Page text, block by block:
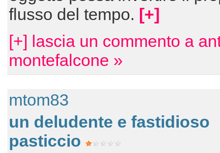
flusso del tempo. [+]
[+] lascia un commento a
montefalcone »
mtom83
un deludente e fastidioso
pasticcio